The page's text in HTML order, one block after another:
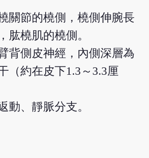
關節的橈側，橈側伸腕長
肱橈肌的橈側。
背側皮神經，內側深層為
（約在皮下1.3～3.3厘
動、靜脈分支。